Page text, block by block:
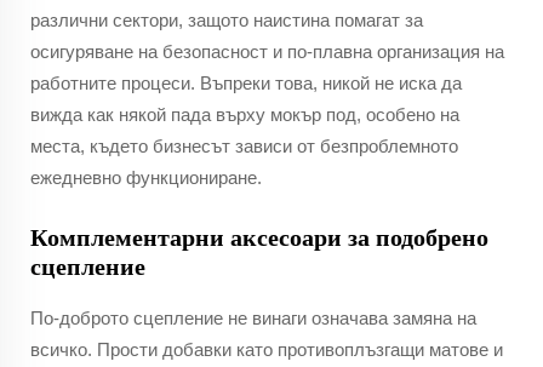
различни сектори, защото наистина помагат за
осигуряване на безопасност и по-плавна организация на
работните процеси. Въпреки това, никой не иска да
вижда как някой пада върху мокър под, особено на
места, където бизнесът зависи от безпроблемното
ежедневно функциониране.
Комплементарни аксесоари за подобрено
сцепление
По-доброто сцепление не винаги означава замяна на
всичко. Прости добавки като противоплъзгащи матове и